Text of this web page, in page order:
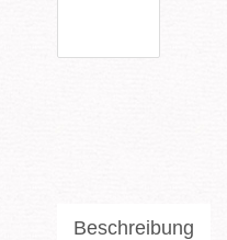
Beschreibung